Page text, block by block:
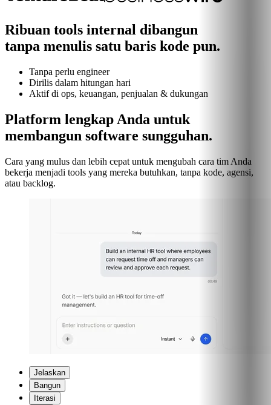
Ribuan tools internal dibangun
tanpa menulis satu baris kode pun.
Tanpa perlu engineer
Dirilis dalam hitungan hari
Aktif di ops, keuangan, penjualan & dukungan
Platform lengkap Anda untuk
membangun software sungguhan.
Cara yang mulus dan lebih cepat untuk mengubah cara tim Anda
bekerja menjadi tools yang mereka butuhkan, tanpa kode, agensi,
atau backlog.
Jelaskan
Bangun
Iterasi